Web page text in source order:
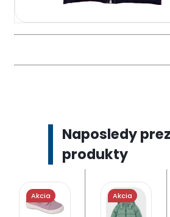
Naposledy
produkty
Akcia Akcia